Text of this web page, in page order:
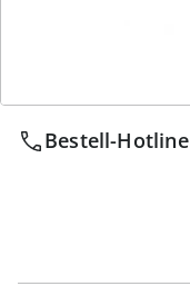
Bestell-Hotline